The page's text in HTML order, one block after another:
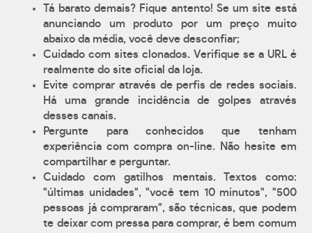
Tá barato demais? Fique antento! Se um site está
anunciando um produto por um preço muito
abaixo da média, você deve desconfiar;
Cuidado com sites clonados. Verifique se a URL é
realmente do site oficial da loja.
Evite comprar através de perfis de redes sociais.
Há uma grande incidência de golpes através
desses canais.
Pergunte para conhecidos que tenham
experiência com compra on-line. Não hesite em
compartilhar e perguntar.
Cuidado com gatilhos mentais. Textos como:
"últimas unidades", "você tem 10 minutos", "500
pessoas já compraram", são técnicas, que podem
te deixar com pressa para comprar, é bem comum